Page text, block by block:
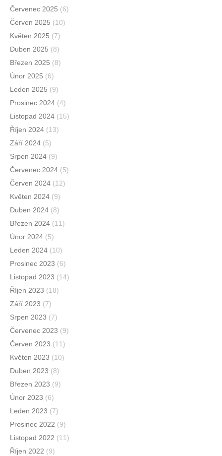
Červenec 2025 (6)
Červen 2025 (10)
Květen 2025 (7)
Duben 2025 (8)
Březen 2025 (8)
Únor 2025 (6)
Leden 2025 (9)
Prosinec 2024 (4)
Listopad 2024 (15)
Říjen 2024 (13)
Září 2024 (5)
Srpen 2024 (9)
Červenec 2024 (5)
Červen 2024 (12)
Květen 2024 (9)
Duben 2024 (8)
Březen 2024 (11)
Únor 2024 (5)
Leden 2024 (10)
Prosinec 2023 (6)
Listopad 2023 (14)
Říjen 2023 (18)
Září 2023 (7)
Srpen 2023 (7)
Červenec 2023 (9)
Červen 2023 (11)
Květen 2023 (10)
Duben 2023 (8)
Březen 2023 (9)
Únor 2023 (6)
Leden 2023 (7)
Prosinec 2022 (9)
Listopad 2022 (11)
Říjen 2022 (9)